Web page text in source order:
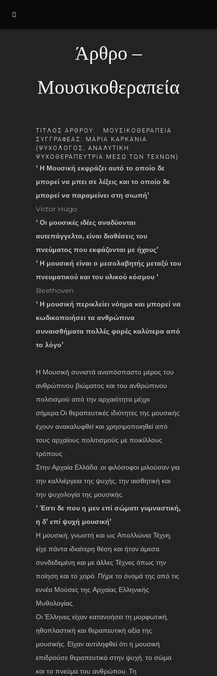
Άρθρο –
Μουσικοθεραπεία
ΤΙΤΛΟΣ ΑΡΘΡΟΥ: ΜΟΥΣΙΚΟΘΕΡΑΠΕΙΑ
ΣΥΓΓΡΑΦΕΑΣ: ΜΑΡΙΑ ΚΑΡΚΑΝΙΑ
(ΨΥΧΟΛΟΓΟΣ, ΑΝΑΛΥΤΙΚΗ
ΨΥΧΟΘΕΡΑΠΕΥΤΡΙΑ ΜΕΣΩ ΤΩΝ ΤΕΧΝΩΝ)
‘ Η Μουσική εκφράζει αυτό το οποίο δε
μπορεί να μπει σε λέξεις και το οποίο δε
μπορεί να παραμείνει στη σιωπή’
Victor Hugo
‘ Οι μουσικές ιδέες αναδύονται
αυτεπάγγελτα, είναι διαθέσεις του
πνεύματος που εκφάζονται με ήχους’
‘ Η μουσική είναι ο μεσολαβητής μεταξύ του
πνευματικού και του υλικού κόσμου ‘
Beethoven
‘ Η μουσική περικλείει νόημα και μπορεί να
κωδικοποιήσει τα ανθρώπινα
συναισθήματα πολλές φορές καλύτερα από
το λόγο’
Η Μουσική συνιστά αναπόσπαστο μέρος του
ανθρώπινου βιώματος και του ανθρώπινου
πολιτισμού από την αρχαιότητα μέχρι
σήμερα.Οι θεραπευτικές ιδιότητες της μουσικής
έχουν ανακαλυφθεί και χρησιμοποιηθεί από
τους αρχαίους πολιτισμούς με ποικίλλους
τρόπους .
Στην Αρχαία Ελλάδα ,οι φιλόσοφοι μιλούσαν για
την καλλιέργεια της ψυχής, την αισθητική και
την ψυχολογία της μουσικής.
‘ Έστι δε που η μεν επί σώματι γυμναστική,
η δ’ επί ψυχή μουσική’
Η μουσική, γνωστή και ως Απολλώνια Τέχνη,
είχε πάντα ιδιαίτερη θέση και ήταν άμεσα
συνδεδεμένη και με άλλες Τέχνες όπως την
ποίηση και το χορό. Πήρε το όνομά της από τις
εννέα Μούσες της Αρχαίας Ελληνικής
Μυθολογίας.
Οι Έλληνες είχαν κατανοήσει τη μορφωτική,
ηθοπλαστική και θεραπευτική αξία της
μουσικής. Είχαν αντιληφθεί ότι η μουσική
επιδρούσε θεραπευτικά στην ψυχή, το σώμα
και το πνεύμα του ανθρώπου. Τη